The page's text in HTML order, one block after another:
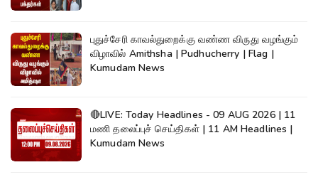
புதுச்சேரி காவல்துறைக்கு வண்ண விருது வழங்கும்
விழாவில் Amithsha | Pudhucherry | Flag |
Kumudam News
🔴LIVE: Today Headlines - 09 AUG 2026 | 11
மணி தலைப்புச் செய்திகள் | 11 AM Headlines |
Kumudam News